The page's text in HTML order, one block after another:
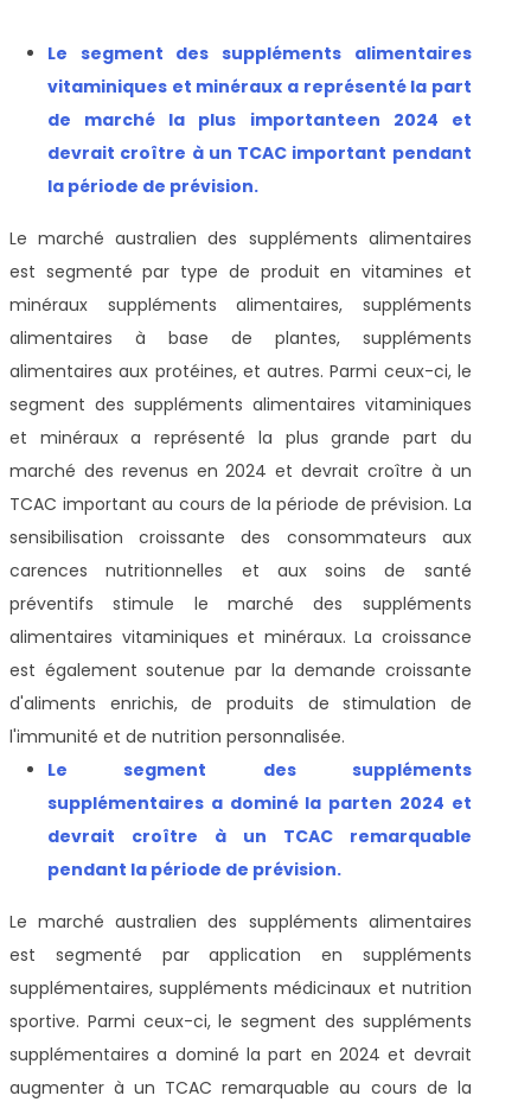
Le segment des suppléments alimentaires
vitaminiques et minéraux a représenté la part
de marché la plus importanteen 2024 et
devrait croître à un TCAC important pendant
la période de prévision.
Le marché australien des suppléments alimentaires
est segmenté par type de produit en vitamines et
minéraux suppléments alimentaires, suppléments
alimentaires à base de plantes, suppléments
alimentaires aux protéines, et autres. Parmi ceux-ci, le
segment des suppléments alimentaires vitaminiques
et minéraux a représenté la plus grande part du
marché des revenus en 2024 et devrait croître à un
TCAC important au cours de la période de prévision. La
sensibilisation croissante des consommateurs aux
carences nutritionnelles et aux soins de santé
préventifs stimule le marché des suppléments
alimentaires vitaminiques et minéraux. La croissance
est également soutenue par la demande croissante
d'aliments enrichis, de produits de stimulation de
l'immunité et de nutrition personnalisée.
Le segment des suppléments
supplémentaires a dominé la parten 2024 et
devrait croître à un TCAC remarquable
pendant la période de prévision.
Le marché australien des suppléments alimentaires
est segmenté par application en suppléments
supplémentaires, suppléments médicinaux et nutrition
sportive. Parmi ceux-ci, le segment des suppléments
supplémentaires a dominé la part en 2024 et devrait
augmenter à un TCAC remarquable au cours de la